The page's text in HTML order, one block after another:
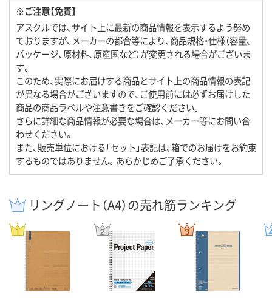
※ご注意【免責】
アスクルでは、サイト上に最新の商品情報を表示するよう努め
ておりますが、メーカーの都合等により、商品規格・仕様（容量、
パッケージ、原材料、原産国など）が変更される場合がございま
す。
このため、実際にお届けする商品とサイト上の商品情報の表記
が異なる場合がございますので、ご使用前には必ずお届けした
商品の商品ラベルや注意書きをご確認ください。
さらに詳細な商品情報が必要な場合は、メーカー等にお問い合
わせください。
また、販売単位における「セット」表記は、箱でのお届けをお約束
するものではありません。あらかじめご了承ください。
リングノート（A4）の売れ筋ランキング